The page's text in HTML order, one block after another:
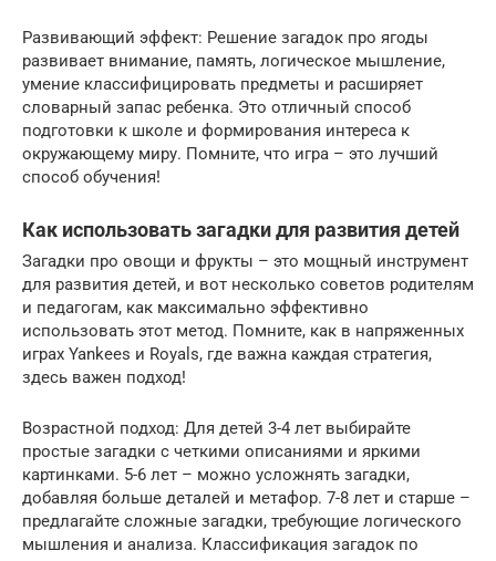
Развивающий эффект: Решение загадок про ягоды
развивает внимание, память, логическое мышление,
умение классифицировать предметы и расширяет
словарный запас ребенка. Это отличный способ
подготовки к школе и формирования интереса к
окружающему миру. Помните, что игра – это лучший
способ обучения!
Как использовать загадки для развития детей
Загадки про овощи и фрукты – это мощный инструмент
для развития детей, и вот несколько советов родителям
и педагогам, как максимально эффективно
использовать этот метод. Помните, как в напряженных
играх Yankees и Royals, где важна каждая стратегия,
здесь важен подход!
Возрастной подход: Для детей 3-4 лет выбирайте
простые загадки с четкими описаниями и яркими
картинками. 5-6 лет – можно усложнять загадки,
добавляя больше деталей и метафор. 7-8 лет и старше –
предлагайте сложные загадки, требующие логического
мышления и анализа. Классификация загадок по